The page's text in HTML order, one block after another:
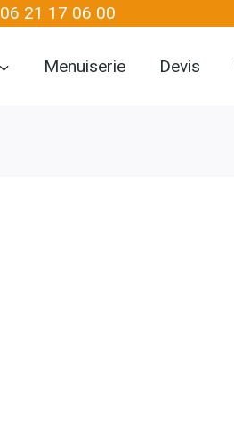
06 21 17 06 00
Menuiserie Devis